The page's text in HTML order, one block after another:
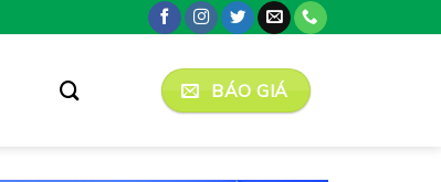
BÁO GIÁ